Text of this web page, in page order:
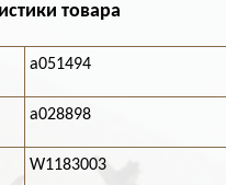
товара
a051494
a028898
W1183003